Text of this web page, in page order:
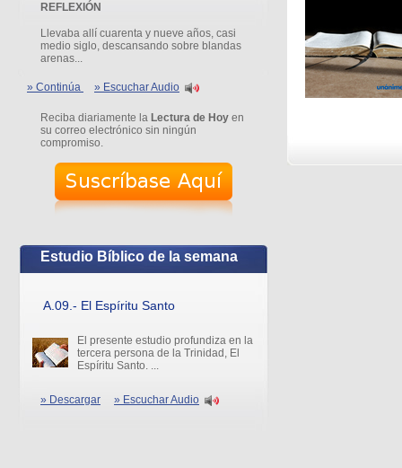
REFLEXIÓN
Llevaba allí cuarenta y nueve años, casi
medio siglo, descansando sobre blandas
arenas...
» Continúa » Escuchar Audio
Reciba diariamente la Lectura de Hoy en
su correo electrónico sin ningún
compromiso.
Estudio Bíblico de la semana
A.09.- El Espíritu Santo
El presente estudio profundiza en la
tercera persona de la Trinidad, El
Espíritu Santo. ...
» Descargar » Escuchar Audio